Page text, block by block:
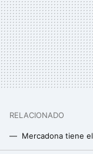
RELACIONADO